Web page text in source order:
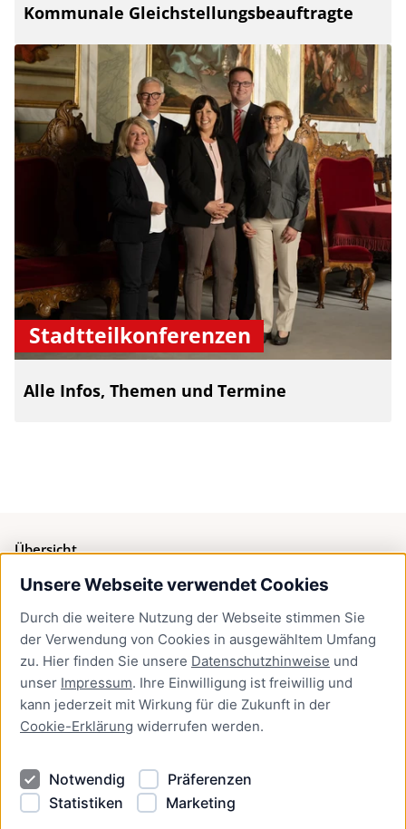
Unsere Webseite verwendet Cookies
Durch die weitere Nutzung der Webseite stimmen Sie
der Verwendung von Cookies in ausgewähltem Umfang
zu. Hier finden Sie unsere Datenschutzhinweise und
unser Impressum. Ihre Einwilligung ist freiwillig und
kann jederzeit mit Wirkung für die Zukunft in der
Cookie-Erklärung widerrufen werden.
Notwendig
Präferenzen
Statistiken
Marketing
Kommunale Gleichstellungsbeauftragte
Stadtteilkonferenzen
Alle Infos, Themen und Termine
Übersicht
Bürgerservice
Presse
Newsletter Lübeck:kompakt
Kontakt
Kontakt
Datenschutzhinweise
Barrierefreiheit